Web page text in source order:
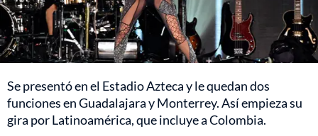
Se presentó en el Estadio Azteca y le quedan dos
funciones en Guadalajara y Monterrey. Así empieza su
gira por Latinoamérica, que incluye a Colombia.